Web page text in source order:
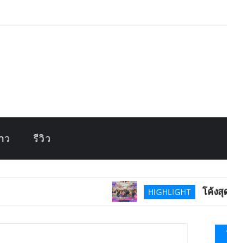
ว รีวิว
HIGHLIGHT โค้งสุดท้าย!